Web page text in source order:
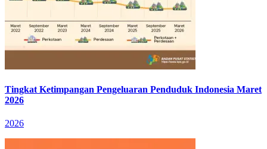
Tingkat Ketimpangan Pengeluaran Penduduk Indonesia Maret
2026
2026